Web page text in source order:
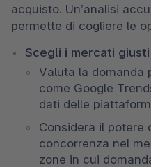
acquisto. Un’analisi
permette di cogliere le
Scegli i mercati giusti
Valuta la domanda
come Google
dati delle
Considera il potere
concorrenza nel
zone in cui